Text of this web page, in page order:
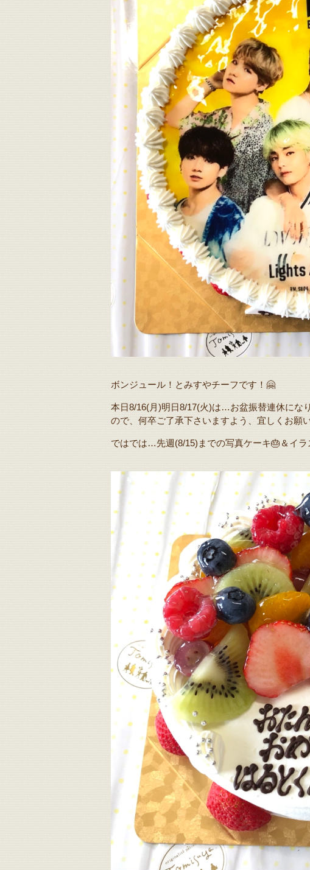
ボンジュール！とみすやチーフです！🤗
本日8/16(月)明日8/17(火)は…お盆振替連休にな
ので、何卒ご了承下さいますよう、宜しくお願
ではでは…先週(8/15)までの写真ケーキ🎂＆イ